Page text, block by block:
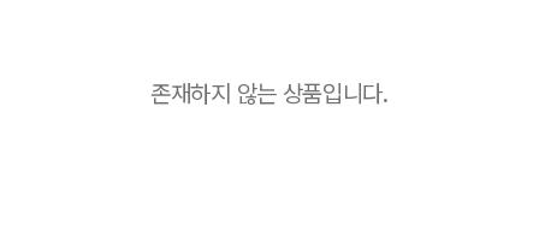
존재하지 않는 상품입니다.